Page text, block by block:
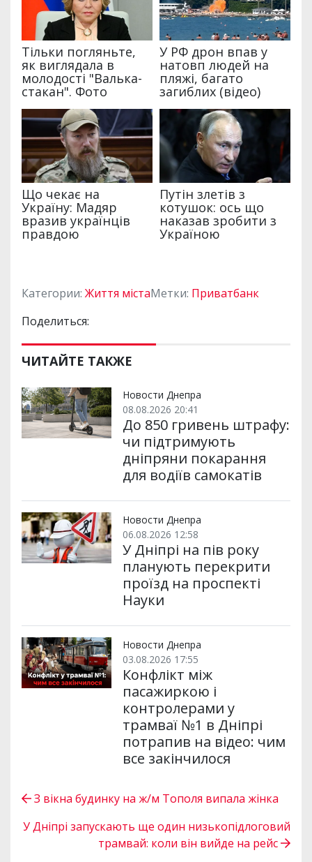
Категории: Життя містаМетки: Приватбанк
Поделиться:
ЧИТАЙТЕ ТАКЖЕ
Новости Днепра
08.08.2026 20:41
До 850 гривень штрафу:
чи підтримують
дніпряни покарання
для водіїв самокатів
Новости Днепра
06.08.2026 12:58
У Дніпрі на пів року
планують перекрити
проїзд на проспекті
Науки
Новости Днепра
03.08.2026 17:55
Конфлікт між
пасажиркою і
контролерами у
трамваї №1 в Дніпрі
потрапив на відео: чим
все закінчилося
З вікна будинку на ж/м Тополя випала жінка
У Дніпрі запускають ще один низькопідлоговий
трамвай: коли він вийде на рейс